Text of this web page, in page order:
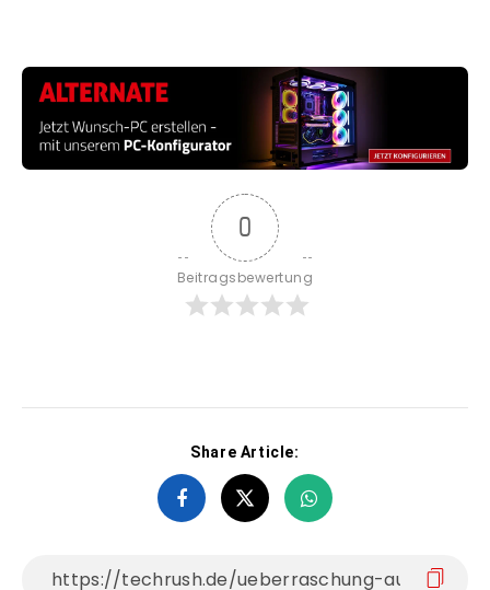
0
Beitragsbewertung
Share Article: